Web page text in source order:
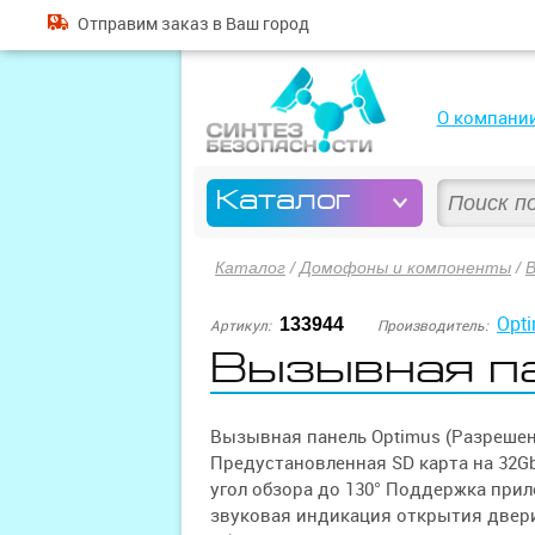
О
Каталог
Отправим заказ в Ваш город
Каталог /Домофоны и компоненты /
Артикул: 133944 Производитель:
Вызывная
Вызывная панель Optimus
Предустановленная SD карта на
угол обзора до 130° Поддержка
звуковая индикация открытия